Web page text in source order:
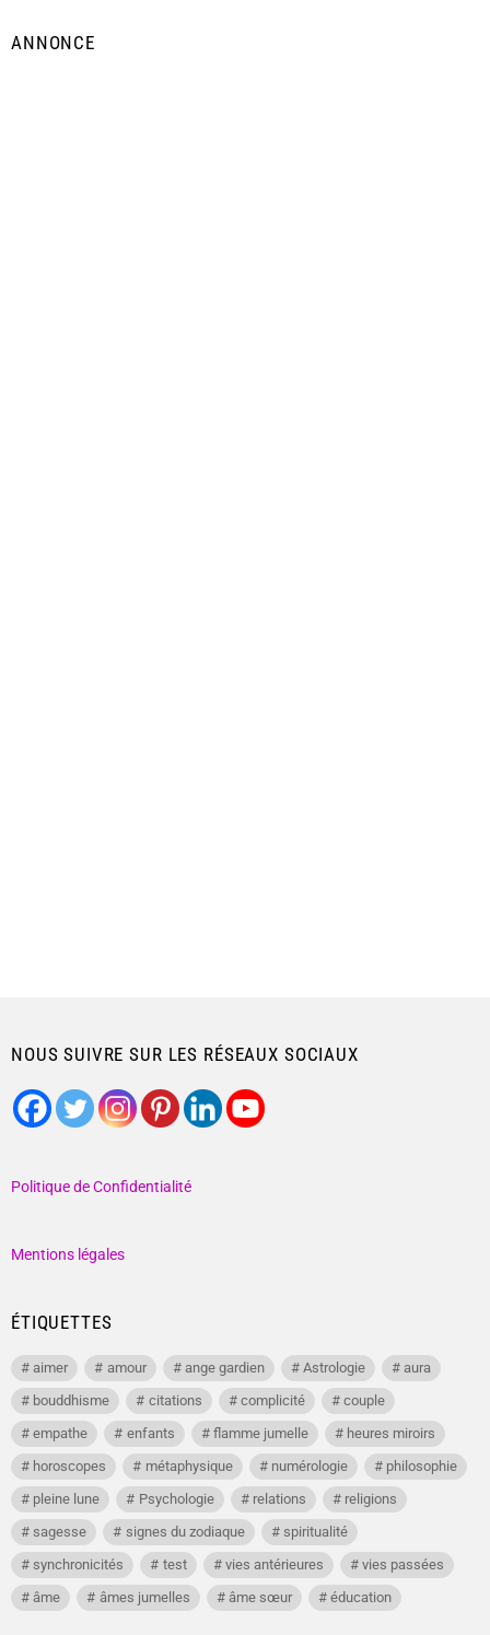
ANNONCE
NOUS SUIVRE SUR LES RÉSEAUX SOCIAUX
Politique de Confidentialité
Mentions légales
ÉTIQUETTES
aimer amour ange gardien Astrologie
aura
bouddhisme
citations complicité
couple
empathe
enfants flamme jumelle
heures miroirs
horoscopes
métaphysique numérologie
philosophie
pleine lune
Psychologie relations
religions
sagesse
signes du zodiaque
spiritualité
synchronicités
test vies antérieures
vies passées
âme
âmes jumelles âme sœur éducation